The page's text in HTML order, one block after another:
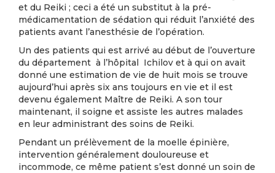
et du Reiki ; ceci a été un substitut à la pré-
médicamentation de sédation qui réduit l’anxiété des
patients avant l’anesthésie de l’opération.
Un des patients qui est arrivé au début de l’ouverture
du département à l’hôpital Ichilov et à qui on avait
donné une estimation de vie de huit mois se trouve
aujourd’hui après six ans toujours en vie et il est
devenu également Maître de Reiki. A son tour
maintenant, il soigne et assiste les autres malades
en leur administrant des soins de Reiki.
Pendant un prélèvement de la moelle épinière,
intervention généralement douloureuse et
incommode, ce même patient s’est donné un soin de